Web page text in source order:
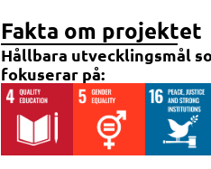
Fakta om projektet
Hållbara utvecklingsmål
fokuserar på: